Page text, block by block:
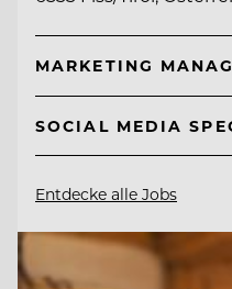
MARKETING
SOCIAL MEDIA
Entdecke alle Jobs